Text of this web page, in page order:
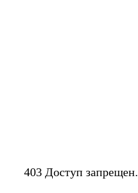
403 Доступ запрещен.